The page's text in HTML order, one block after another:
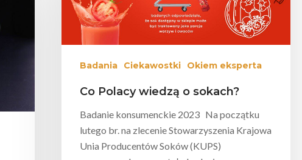
Badania Ciekawostki Okiem eksperta
Co Polacy wiedzą o sokach?
Badanie konsumenckie 2023 Na początku
lutego br. na zlecenie Stowarzyszenia Krajowa
Unia Producentów Soków (KUPS)